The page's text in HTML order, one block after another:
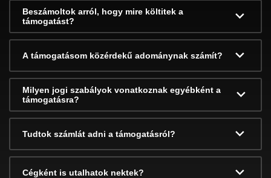
Beszámoltok arról, hogy mire költitek a
támogatást?
A támogatásom közérdekű adománynak számít?
Milyen jogi szabályok vonatkoznak egyébként a
támogatásra?
Tudtok számlát adni a támogatásról?
Cégként is utalhatok nektek?